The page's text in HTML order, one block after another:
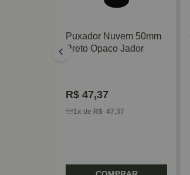
Puxador Nuvem 50mm
Preto Opaco Jador
R$ 47,37
1x de R$ 47,37